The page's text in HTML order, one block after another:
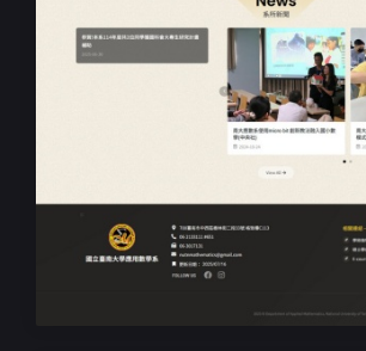
臺南大學應用數學系